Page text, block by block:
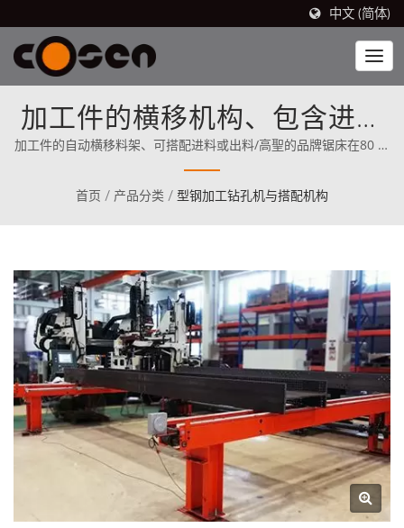
中文 (简体)
加工件的横移机构、包含进料
或出料可使用
加工件的自动横移料架、可搭配进料或出料/高聖的品牌锯床在80 个
争。
首页 / 产品分类 / 型钢加工钻孔机与搭配机构